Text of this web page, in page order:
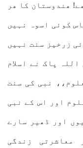
ھندوستان کا ھر
کوئی اسوہ نہیں
زرخیز سنت نہیں
پاک نے اسلام
نبی کی سنت
اور اس کے نبی
اور ڈھیر سارے
معاشرتی زندگی